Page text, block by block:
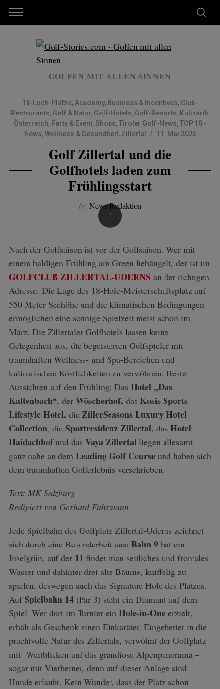
GOLFEN MIT ALLEN SINNEN
18-Loch-Plätze, Academy, Business & Incentives, Club-
Restaurants, Golf & Natur, Golf-Hotels, Golf-Resorts, Kulinarik,
Österreich, Party & Event, Shops,Tiroler Golf-News,TOP 10 -
News,Wellness & Gesundheit, Zillertal 11. Mai 2023
Golf Zillertal und die
Golfhotels laden zum
Frühlingsstart
by News Redaktion
Nach der Golfsaison ist vor der Golfsaison. Wer mit
einem baldigen Frühling am Green liebäugelt, der ist im
GOLFCLUB ZILLERTAL-UDERNS an der richtigen
Adresse. Die Lage des 18-Hole-Meisterschaftsplatz auf
550 Meter Seehöhe und die klimatischen Bedingungen
ermöglichen eine sonnige Spielzeit meist schon im
März. Die Zillertaler Golfhotels lassen keine
Gelegenheit aus, die begeisterten Golfspieler mit
traumhaften Wellness- und Spa-Bereichen und
kulinarischen Köstlichkeiten zu verwöhnen. Beste
Aussichten auf den Frühling: Das Hotel „Das
Kaltenbach“, der Wöscherhof, das Kosis Sports
Lifestyle Hotel, die ZillerSeasons Luxury Hotel
Collection, die Sportresidenz Zillertal, das Hotel
Haidachhofund das Vaya Zillertalliegen allesamt
ganz nahe an dem Leading Golf Courseund haben sich
dem traumhaften Golferlebnis verschrieben.
Text: MK Salzburg
Redigiert von Gerhard Fuhrmann
Jede Spielbahn des Golfplatz Zillertal-Uderns zeichnet
sich durch eine Besonderheit aus: Bahn 9hat ein
Inselgrün, auf der 11 findet man seitliches und frontales
Wasser und dahinter drei alte Bäume, kniffelig zu
spielen, deswegen auch das Signature Hole des Platzes.
AufSpielbahn 14(Par 3) steht ein Diamant auf dem
Spiel. Wer dort im Turnier ein Hole-in-Oneerzielt,
erhält als Geschenk einen Einkaräter. Eingebettet in die
prachtvolle Natur des Zillertals, verwöhnt der Golfplatz
mit Weitblicken auf das grandiose Alpenpanorama –
sogar mit Vierbeiner, denn auf dieser Anlage sind
Hunde erlaubt. Kein Wunder, dass der Platz schon